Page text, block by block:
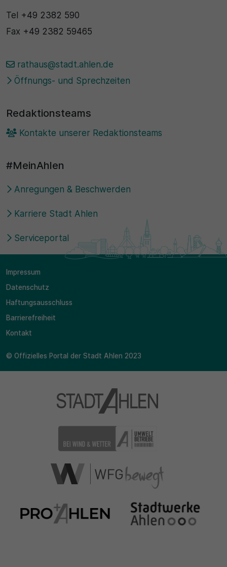
Tel +49 2382 590
Fax +49 2382 59465
rathaus@stadt.ahlen.de
Öffnungs- und Sprechzeiten
Redaktionsteams
Kontakte unserer Redaktionsteams
#MeinAhlen
Anregungen & Beschwerden
Karriere Stadt Ahlen
Serviceportal
Impressum
Datenschutz
Haftungsausschluss
Barrierefreiheit
Kontakt
© Offizielles Portal der Stadt Ahlen 2023